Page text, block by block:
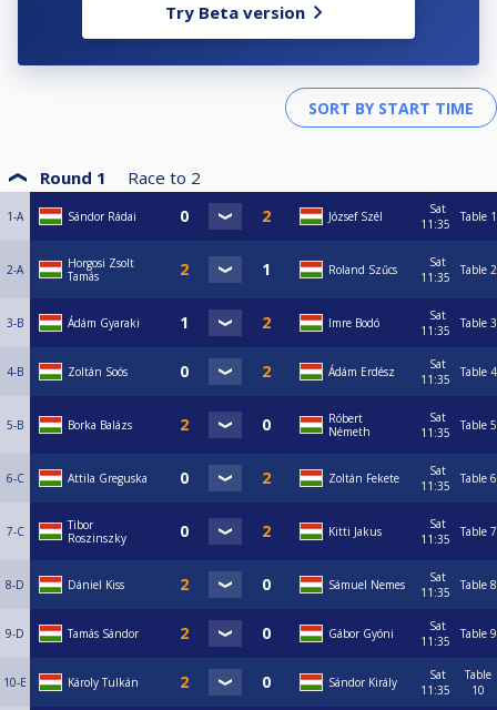
Try Beta version
Round 1 Race to 2
1-A Sándor Rádai József Szél
Sat
11:35
Table 1
2-A
Horgosi Zsolt
Tamás
Roland Szűcs
Sat
11:35
Table 2
3-B Ádám Gyaraki Imre Bodó
Sat
11:35
Table 3
4-B Zoltán Soós Ádám Erdész
Sat
11:35
Table 4
5-B Borka Balázs
Róbert
Németh
Sat
11:35
Table 5
6-C Attila Greguska Zoltán Fekete
Sat
11:35
Table 6
7-C
Tibor
Roszinszky
Kitti Jakus
Sat
11:35
Table 7
8-D Dániel Kiss Sámuel Nemes
Sat
11:35
Table 8
9-D Tamás Sándor Gábor Gyóni
Sat
11:35
Table 9
10-E Károly Tulkán Sándor Király
Sat
11:35
Table
10